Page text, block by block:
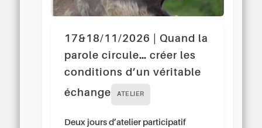
17&18/11/2026 | Quand la
parole circule… créer les
conditions d’un véritable
échange
ATELIER
Deux jours d’atelier participatif